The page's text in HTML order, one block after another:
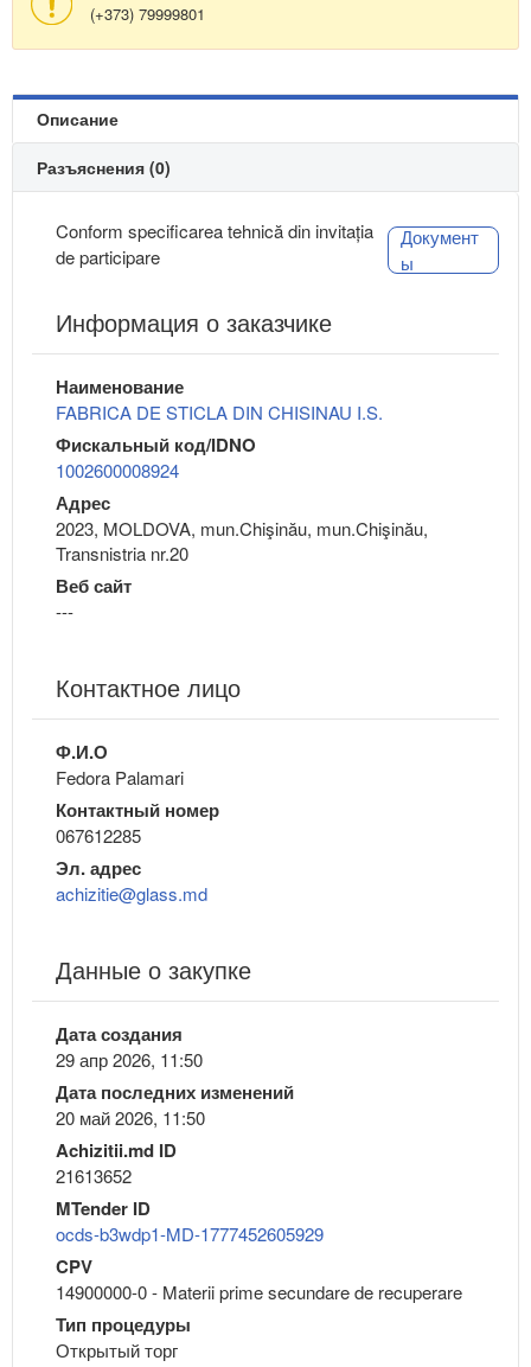
(+373) 79999801
Описание
Разъяснения (0)
Conform specificarea tehnică din invitația
de participare
Документ
ы
Информация о заказчике
Наименование
FABRICA DE STICLA DIN CHISINAU I.S.
Фискальный код/IDNO
1002600008924
Адрес
2023, MOLDOVA, mun.Chişinău, mun.Chişinău,
Transnistria nr.20
Веб сайт
---
Контактное лицо
Ф.И.О
Fedora Palamari
Контактный номер
067612285
Эл. адрес
achizitie@glass.md
Данные о закупке
Дата создания
29 апр 2026, 11:50
Дата последних изменений
20 май 2026, 11:50
Achizitii.md ID
21613652
MTender ID
ocds-b3wdp1-MD-1777452605929
CPV
14900000-0 - Materii prime secundare de recuperare
Тип процедуры
Открытый торг